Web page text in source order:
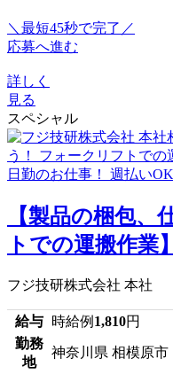
＼最短45秒で完了／
応募へ進む
詳しく
見る
スペシャル
【製品の梱包、
トでの運搬作業
フジ技研株式会社 本社
給与 時給例 1,810円
勤務
地
神奈川県 相模原市